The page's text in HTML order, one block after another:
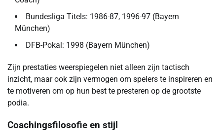
Bundesliga Titels: 1986-87, 1996-97 (Bayern
München)
DFB-Pokal: 1998 (Bayern München)
Zijn prestaties weerspiegelen niet alleen zijn tactisch
inzicht, maar ook zijn vermogen om spelers te inspireren en
te motiveren om op hun best te presteren op de grootste
podia.
Coachingsfilosofie en stijl